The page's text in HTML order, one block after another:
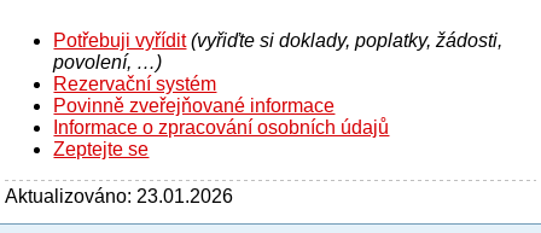
Potřebuji vyřídit (vyřiďte si doklady, poplatky, žádosti,
povolení, …)
Rezervační systém
Povinně zveřejňované informace
Informace o zpracování osobních údajů
Zeptejte se
Aktualizováno: 23.01.2026